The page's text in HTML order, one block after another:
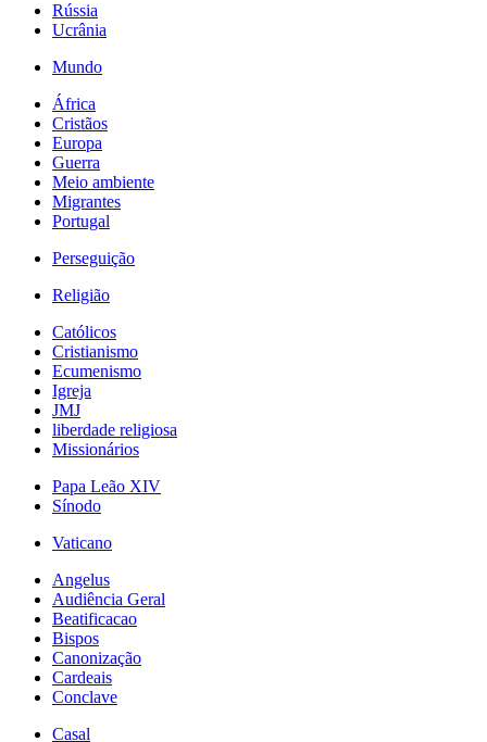
Rússia
Ucrânia
Mundo
África
Cristãos
Europa
Guerra
Meio ambiente
Migrantes
Portugal
Perseguição
Religião
Católicos
Cristianismo
Ecumenismo
Igreja
JMJ
liberdade religiosa
Missionários
Papa Leão XIV
Sínodo
Vaticano
Angelus
Audiência Geral
Beatificacao
Bispos
Canonização
Cardeais
Conclave
Casal